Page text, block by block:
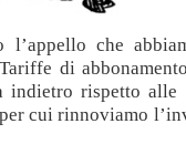
l’appello che
di
indietro rispetto alle
cui rinnoviamo